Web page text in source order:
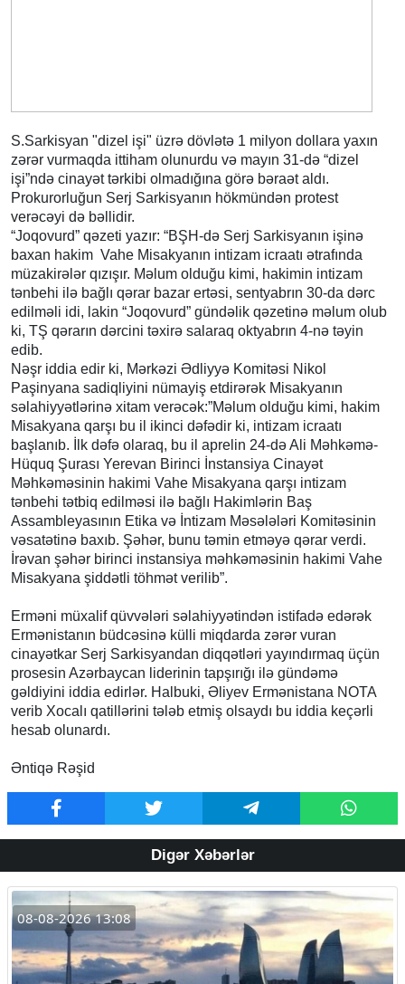
S.Sarkisyan "dizel işi" üzrə dövlətə 1 milyon dollara yaxın
zərər vurmaqda ittiham olunurdu və mayın 31-də “dizel
işi”ndə cinayət tərkibi olmadığına görə bəraət aldı.
Prokurorluğun Serj Sarkisyanın hökmündən protest
verəcəyi də bəllidir.
“Joqovurd” qəzeti yazır: “BŞH-də Serj Sarkisyanın işinə
baxan hakim Vahe Misakyanın intizam icraatı ətrafında
müzakirələr qızışır. Məlum olduğu kimi, hakimin intizam
tənbehi ilə bağlı qərar bazar ertəsi, sentyabrın 30-da dərc
edilməli idi, lakin “Joqovurd” gündəlik qəzetinə məlum olub
ki, TŞ qərarın dərcini təxirə salaraq oktyabrın 4-nə təyin
edib.
Nəşr iddia edir ki, Mərkəzi Ədliyyə Komitəsi Nikol
Paşinyana sadiqliyini nümayiş etdirərək Misakyanın
səlahiyyətlərinə xitam verəcək:”Məlum olduğu kimi, hakim
Misakyana qarşı bu il ikinci dəfədir ki, intizam icraatı
başlanıb. İlk dəfə olaraq, bu il aprelin 24-də Ali Məhkəmə-
Hüquq Şurası Yerevan Birinci İnstansiya Cinayət
Məhkəməsinin hakimi Vahe Misakyana qarşı intizam
tənbehi tətbiq edilməsi ilə bağlı Hakimlərin Baş
Assambleyasının Etika və İntizam Məsələləri Komitəsinin
vəsatətinə baxıb. Şəhər, bunu təmin etməyə qərar verdi.
İrəvan şəhər birinci instansiya məhkəməsinin hakimi Vahe
Misakyana şiddətli töhmət verilib”.
Erməni müxalif qüvvələri səlahiyyətindən istifadə edərək
Ermənistanın büdcəsinə külli miqdarda zərər vuran
cinayətkar Serj Sarkisyandan diqqətləri yayındırmaq üçün
prosesin Azərbaycan liderinin tapşırığı ilə gündəmə
gəldiyini iddia edirlər. Halbuki, Əliyev Ermənistana NOTA
verib Xocalı qatillərini tələb etmiş olsaydı bu iddia keçərli
hesab olunardı.
Əntiqə Rəşid
Digər Xəbərlər
08-08-2026 13:08